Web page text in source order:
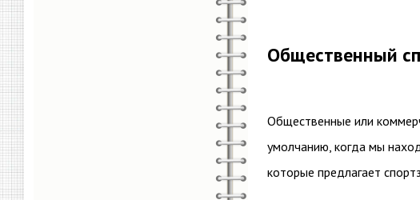
Общественный
Общественные или
умолчанию, когда мы
которые предлагает